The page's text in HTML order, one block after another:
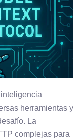
herramientas y
La
complejas para